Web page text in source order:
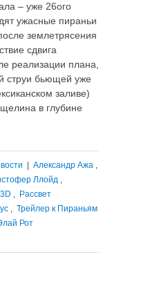
– уже 26ого
ужасные пираньи
землетрясения
сдвига
реализации плана,
струи бьющей уже
заливе)
в глубине
Александр Ажа ,
Ллойд ,
, Рассвет
, Трейлер к Пираньям
Рот